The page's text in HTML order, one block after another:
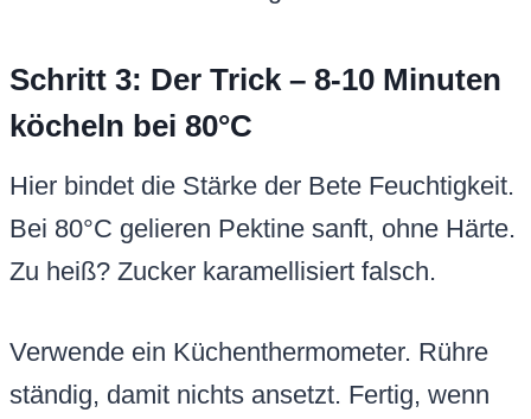
Schritt 3: Der Trick – 8-10 Minuten
köcheln bei 80°C
Hier bindet die Stärke der Bete Feuchtigkeit.
Bei 80°C gelieren Pektine sanft, ohne Härte.
Zu heiß? Zucker karamellisiert falsch.
Verwende ein Küchenthermometer. Rühre
ständig, damit nichts ansetzt. Fertig, wenn